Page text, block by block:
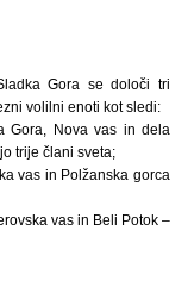
Gora se določi tri
volilni enoti kot sledi:
Gora, Nova vas in dela
trije člani sveta;
vas in Polžanska gorca
vas in Beli Potok –